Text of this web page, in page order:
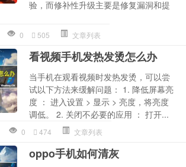
验，而修补性升级主要是修复漏洞和提
0 505 文章列表
看视频手机发热发烫怎么办
当手机在观看视频时发热发烫，可以尝
试以下方法来缓解问题： 1. 降低屏幕亮
度 ： 进入设置 > 显示 > 亮度，将亮度
调低。 2. 关闭不必要的应用 ： 打开...
0 474 文章列表
oppo手机如何清灰